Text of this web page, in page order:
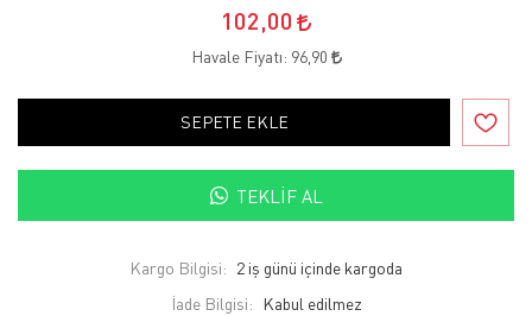
102,00
Havale Fiyatı: 96,90
SEPETE EKLE
TEKLIF AL
Kargo Bilgisi: 2 iş günü içinde kargoda
İade Bilgisi: